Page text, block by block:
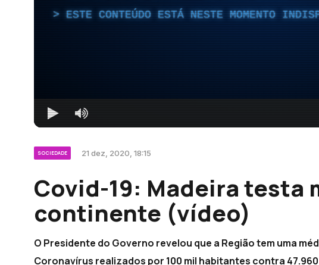
ESTE CONTEÚDO ESTÁ NESTE MOMENTO
SOCIEDADE 21 dez, 2020, 18:15
Covid-19: Madeira testa
continente (vídeo)
O Presidente do Governo revelou que a Região tem uma
Coronavírus realizados por 100 mil habitantes contra